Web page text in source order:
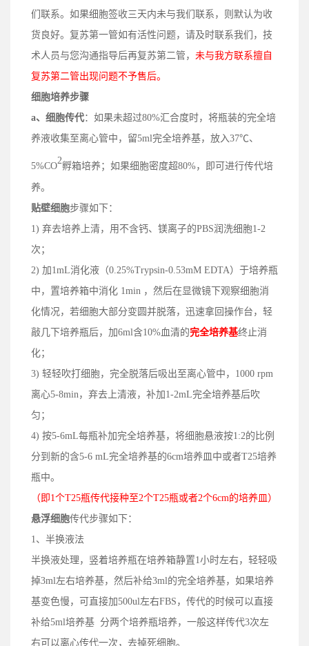
们联系。如果细胞签收三天内未与我们联系，则默认为收
货良好。复苏第一管如有活性问题，请及时联系我们，技
术人员与您沟通指导后再复苏第二管， 未与我方联系擅自
复苏第二管出现问题不予售后。
细胞培养步骤
a、 细胞传代： 如果未超过80%汇合度时，将瓶装的完全培
养液收集至离心管中，留5ml完全培养基，放入37℃、
5%CO
2
孵箱培养； 如果细胞密度超80%，即可进行传代培
养。
贴壁细胞步骤如下：
1) 弃去培养上清，用不含钙、镁离子的PBS润洗细胞1-2
次；
2) 加1mL消化液（0.25%Trypsin-0.53mM EDTA）于培养瓶
中，置培养箱中消化 1min ，然后在显微镜下观察细胞消
化情况，若细胞大部分变圆并脱落，迅速拿回操作台，轻
敲几下培养瓶后，加6ml含10%血清的完全培养基终止消
化；
3) 轻轻吹打细胞，完全脱落后吸出至离心管中，1000 rpm
离心5-8min，弃去上清液，补加1-2mL完全培养基后吹
匀；
4) 按5-6mL每瓶补加完全培养基，将细胞悬液按1:2的比例
分到新的含5-6 mL完全培养基的6cm培养皿中或者T25培养
瓶中。
（即1个T25瓶传代接种至2个T25瓶或者2个6cm的培养皿）
悬浮细胞传代步骤如下：
1、半换液法
半换液处理，竖着培养瓶在培养箱静置1小时左右，轻轻吸
掉3ml左右培养基，然后补给3ml的完全培养基，如果培养
基变色慢，可直接加500ul左右FBS，传代的时候可以直接
补给5ml培养基 分两个培养瓶培养，一般这样传代3次左
右可以离心传代一次，去掉死细胞。